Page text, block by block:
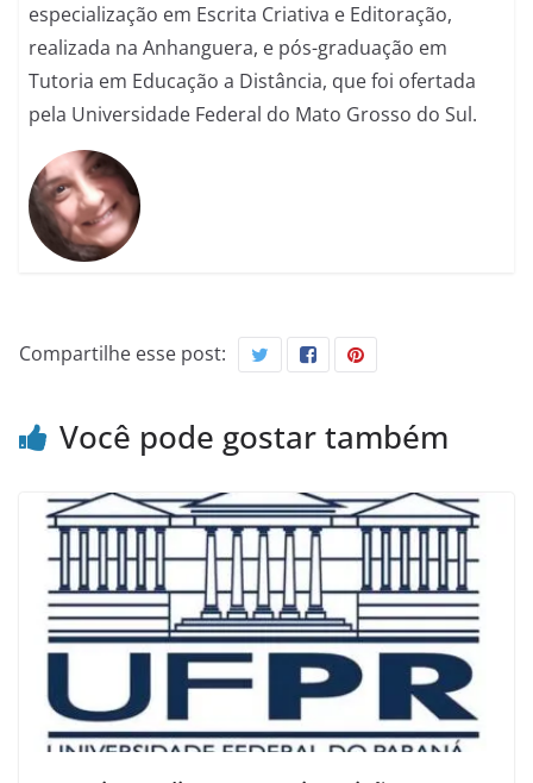
especialização em Escrita Criativa e Editoração,
realizada na Anhanguera, e pós-graduação em
Tutoria em Educação a Distância, que foi ofertada
pela Universidade Federal do Mato Grosso do Sul.
Compartilhe esse post:
Você pode gostar também